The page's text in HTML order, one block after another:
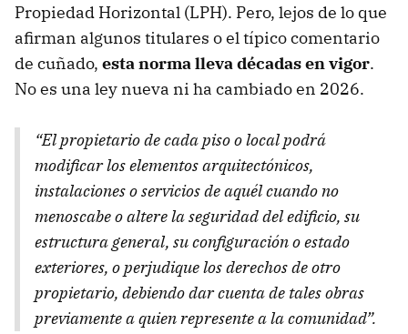
Propiedad Horizontal (LPH). Pero, lejos de lo que
afirman algunos titulares o el típico comentario
de cuñado, esta norma lleva décadas en vigor.
No es una ley nueva ni ha cambiado en 2026.
“El propietario de cada piso o local podrá
modificar los elementos arquitectónicos,
instalaciones o servicios de aquél cuando no
menoscabe o altere la seguridad del edificio, su
estructura general, su configuración o estado
exteriores, o perjudique los derechos de otro
propietario, debiendo dar cuenta de tales obras
previamente a quien represente a la comunidad”.